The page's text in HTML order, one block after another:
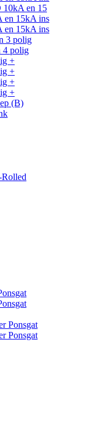
10kA en 15
en 15kA ins
en 15kA ins
3 polig
4 polig
+
+
+
+
(B)
Ponsgat
Ponsgat